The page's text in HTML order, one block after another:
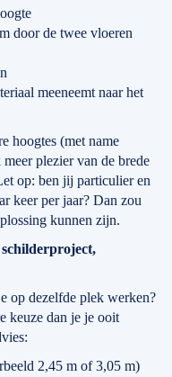
door de twee vloeren
meeneemt naar het
hoogtes (met name
plezier van de brede
op: ben jij particulier en
keer per jaar? Dan zou
kunnen zijn.
op dezelfde plek werken?
keuze dan je je ooit
2,45 m of 3,05 m)